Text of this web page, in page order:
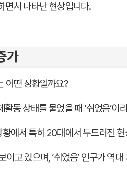
면서 나타난 현상입니다.
가
어떤 상황일까요?
활동 상태를 물었을 때 ‘쉬었음’
에서 특히 20대에서 두드러진
고 있으며, ‘쉬었음’ 인구가 역